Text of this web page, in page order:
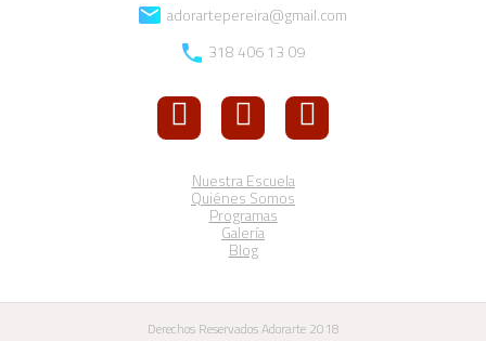
adorartepereira@gmail.com
318 406 13 09
Nuestra Escuela
Quiénes Somos
Programas
Galería
Blog
Derechos Reservados Adorarte 2018